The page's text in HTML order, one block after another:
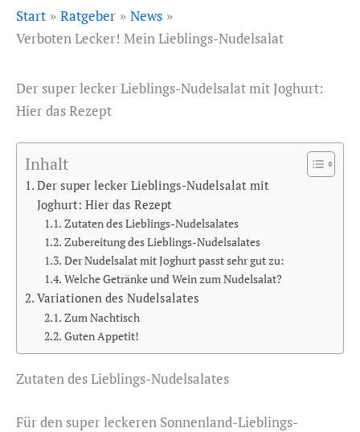
Start Ratgeber
News
Verboten Lecker! Mein Lieblings-Nudelsalat
Der super lecker Lieblings-Nudelsalat mit Joghurt:
Hier das Rezept
Inhalt
Der super lecker Lieblings-Nudelsalat mit
Joghurt: Hier das Rezept
Zutaten des Lieblings-Nudelsalates
Zubereitung des Lieblings-Nudelsalates
Der Nudelsalat mit Joghurt passt sehr gut zu:
Welche Getränke und Wein zum Nudelsalat?
Variationen des Nudelsalates
Zum Nachtisch
Guten Appetit!
Zutaten des Lieblings-Nudelsalates
Für den super leckeren Sonnenland-Lieblings-